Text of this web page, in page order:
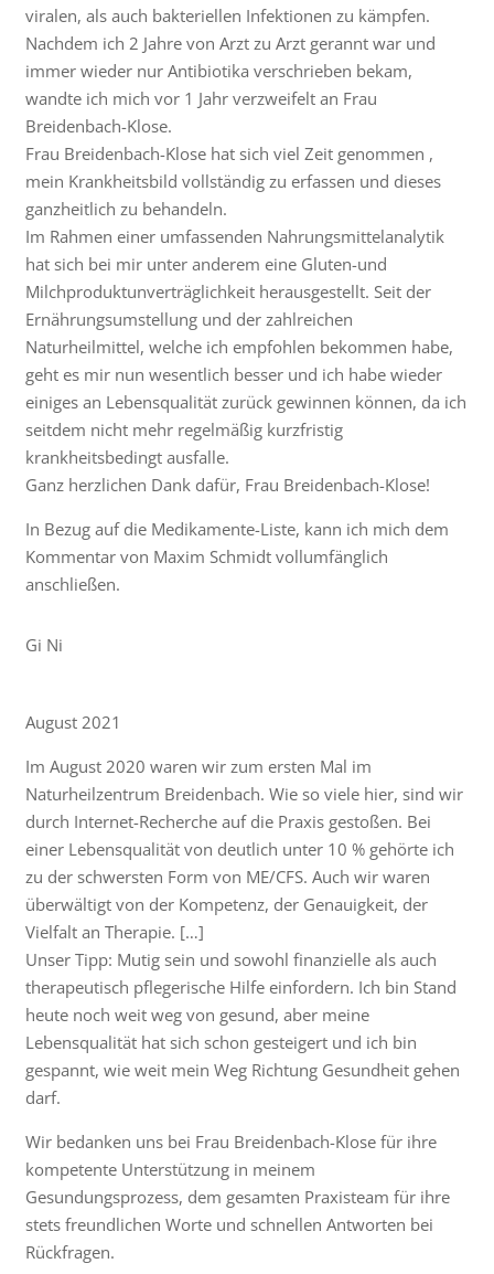
viralen, als auch bakteriellen Infektionen zu kämpfen.
Nachdem ich 2 Jahre von Arzt zu Arzt gerannt war und
immer wieder nur Antibiotika verschrieben bekam,
wandte ich mich vor 1 Jahr verzweifelt an Frau
Breidenbach-Klose.
Frau Breidenbach-Klose hat sich viel Zeit genommen ,
mein Krankheitsbild vollständig zu erfassen und dieses
ganzheitlich zu behandeln.
Im Rahmen einer umfassenden Nahrungsmittelanalytik
hat sich bei mir unter anderem eine Gluten-und
Milchproduktunverträglichkeit herausgestellt. Seit der
Ernährungsumstellung und der zahlreichen
Naturheilmittel, welche ich empfohlen bekommen habe,
geht es mir nun wesentlich besser und ich habe wieder
einiges an Lebensqualität zurück gewinnen können, da ich
seitdem nicht mehr regelmäßig kurzfristig
krankheitsbedingt ausfalle.
Ganz herzlichen Dank dafür, Frau Breidenbach-Klose!
In Bezug auf die Medikamente-Liste, kann ich mich dem
Kommentar von Maxim Schmidt vollumfänglich
anschließen.
Gi Ni
August 2021
Im August 2020 waren wir zum ersten Mal im
Naturheilzentrum Breidenbach. Wie so viele hier, sind wir
durch Internet-Recherche auf die Praxis gestoßen. Bei
einer Lebensqualität von deutlich unter 10 % gehörte ich
zu der schwersten Form von ME/CFS. Auch wir waren
überwältigt von der Kompetenz, der Genauigkeit, der
Vielfalt an Therapie. […]
Unser Tipp: Mutig sein und sowohl finanzielle als auch
therapeutisch pflegerische Hilfe einfordern. Ich bin Stand
heute noch weit weg von gesund, aber meine
Lebensqualität hat sich schon gesteigert und ich bin
gespannt, wie weit mein Weg Richtung Gesundheit gehen
darf.
Wir bedanken uns bei Frau Breidenbach-Klose für ihre
kompetente Unterstützung in meinem
Gesundungsprozess, dem gesamten Praxisteam für ihre
stets freundlichen Worte und schnellen Antworten bei
Rückfragen.